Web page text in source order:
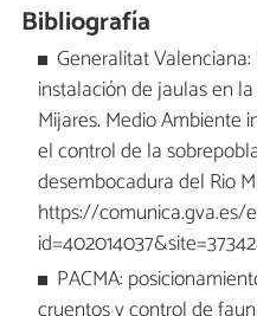
Bibliografía
Generalitat
instalación de jaulas en
Mijares. Medio Ambiente
el control de la
desembocadura del Rio
https://comunica.gva.es/
PACMA: